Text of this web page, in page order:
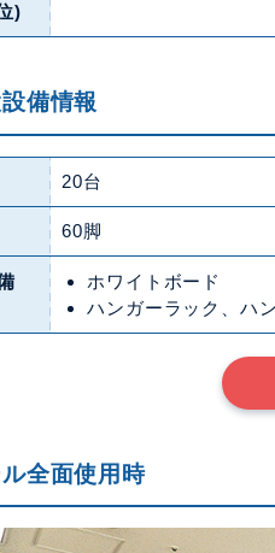
)
備情報
20台
60脚
ホワイトボード
ハンガーラック、ハ
全面使用時